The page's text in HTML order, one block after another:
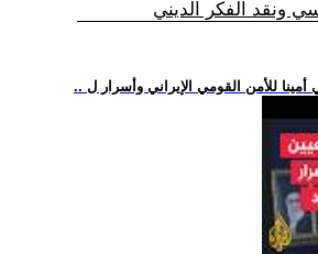
ونقد الفكر الديني
للأمن القومي الإيراني وأسرار ل